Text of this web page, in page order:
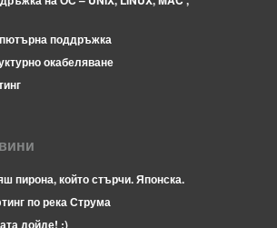
поддръжка
окабеляване
пирона, който стърчи. Японска.
по река Струма
дойде! :)